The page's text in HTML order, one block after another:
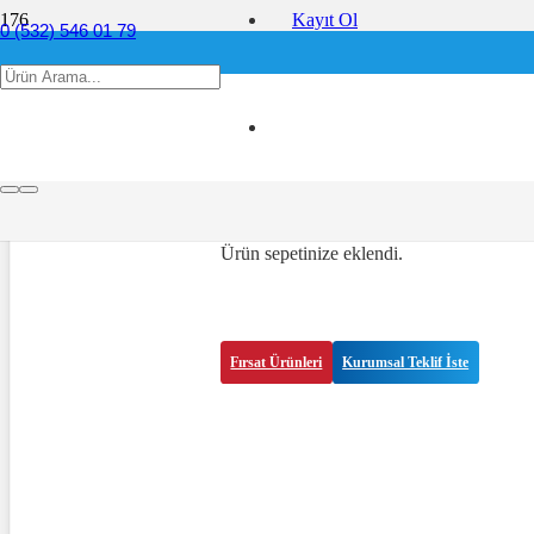
0 (532) 546 01 79
info@ofis360.com
Kayıt Ol
Ürün sepetinize eklendi.
Fırsat Ürünleri Kurumsal Teklif İste
metal yüzeyler ne ile